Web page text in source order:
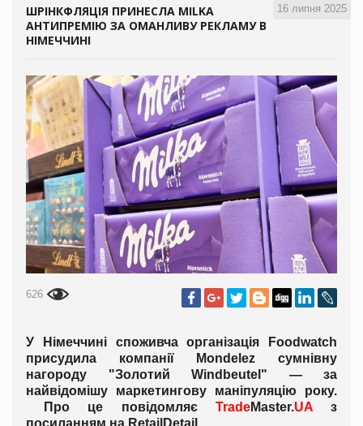
16 липня 2025
ШРІНКФЛЯЦІЯ ПРИНЕСЛА MILKA
АНТИПРЕМІЮ ЗА ОМАНЛИВУ РЕКЛАМУ В
НІМЕЧЧИНІ
626
У Німеччині споживча організація Foodwatch
присудила компанії Mondelez сумнівну
нагороду "Золотий Windbeutel" — за
найвідомішу маркетингову маніпуляцію року.
Про це повідомляє TradeMaster.UAз
посиланням на Retail Detail .